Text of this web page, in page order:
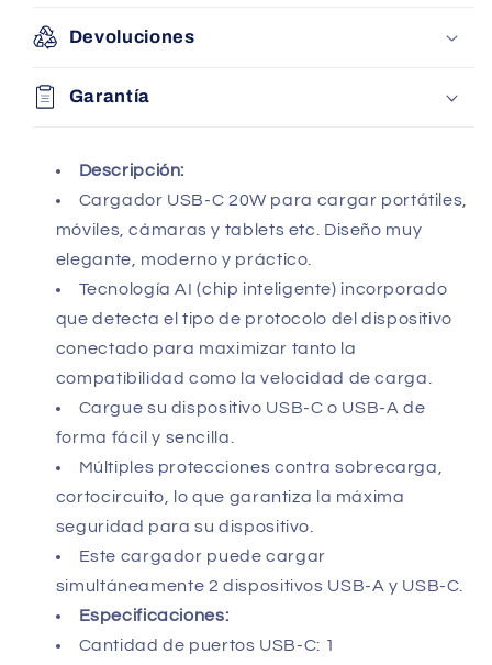
1xUSB
C/
1xUSB/
1xUSB
Devoluciones
Garantía
Descripción:
Cargador USB-C 20W para cargar portátiles,
móviles, cámaras y tablets etc. Diseño muy
elegante, moderno y práctico.
Tecnología AI (chip inteligente) incorporado
que detecta el tipo de protocolo del dispositivo
conectado para maximizar tanto la
compatibilidad como la velocidad de carga.
Cargue su dispositivo USB-C o USB-A de
forma fácil y sencilla.
Múltiples protecciones contra sobrecarga,
cortocircuito, lo que garantiza la máxima
seguridad para su dispositivo.
Este cargador puede cargar
simultáneamente 2 dispositivos USB-A y USB-C.
Especificaciones:
Cantidad de puertos USB-C: 1